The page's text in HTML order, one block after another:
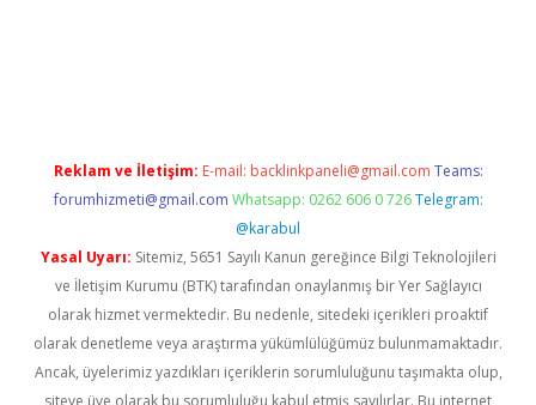
Reklam ve İletişim: E-mail: backlinkpaneli@gmail.com Teams:
forumhizmeti@gmail.com Whatsapp: 0262 606 0 726 Telegram:
@karabul
Yasal Uyarı: Sitemiz, 5651 Sayılı Kanun gereğince Bilgi Teknolojileri
ve İletişim Kurumu (BTK) tarafından onaylanmış bir Yer Sağlayıcı
olarak hizmet vermektedir. Bu nedenle, sitedeki içerikleri proaktif
olarak denetleme veya araştırma yükümlülüğümüz bulunmamaktadır.
Ancak, üyelerimiz yazdıkları içeriklerin sorumluluğunu taşımakta olup,
siteye üye olarak bu sorumluluğu kabul etmiş sayılırlar. Bu internet